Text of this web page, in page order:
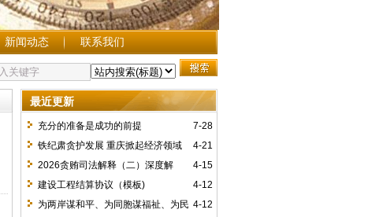
新闻动态 联系我们
最近更新
7-28
充分的准备是成功的前提
4-21
铁纪肃贪护发展 重庆掀起经济领域
反腐风暴
4-15
2026贪贿司法解释（二）深度解
读：非公企业刑事风险防控核心指南
4-12
建设工程结算协议（模板)
4-12
为两岸谋和平、为同胞谋福祉、为民